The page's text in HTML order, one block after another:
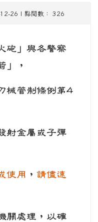
26 | 點閱數： 326
砲」與各警察
」，
械管制條例第4
射金屬或子彈
使用 ， 請儘速
關處理，以確